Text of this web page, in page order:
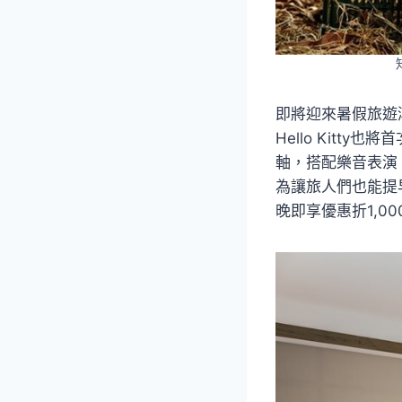
即將迎來暑假旅
Hello Kitty也將首
軸，搭配樂音表
為讓旅人們也能
晚即享優惠折